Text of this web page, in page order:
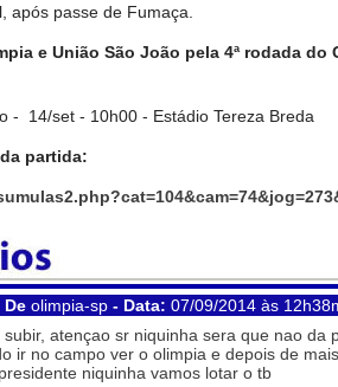
após passe de Fumaça.
e União São João pela 4ª rodada do
- 14/set - 10h00 - Estádio Tereza Breda
partida:
De olimpia-sp - Data: 07/09/2014 às
atençao sr niquinha sera que nao
ir no campo ver o olimpia e depois de
niquinha vamos lotar o tb